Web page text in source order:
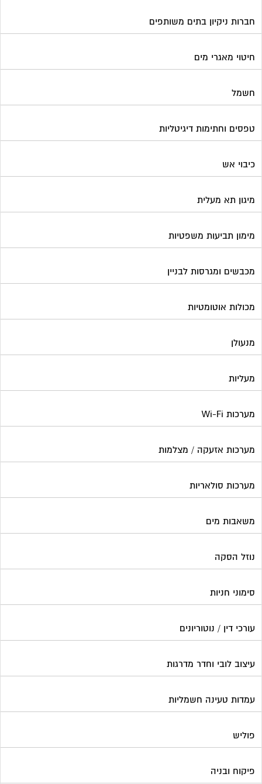
חברות ניקיון בתים משותפים
חיטוי מאגרי מים
חשמל
טפסים וחתימות דיגיטליות
כיבוי אש
מיגון תא מעלית
מימון תביעות משפטיות
מכבשים ומגרסות לבניין
מכולות אוטומטיות
מנעולן
מעליות
מערכות Wi-Fi
מערכות אזעקה / מצלמות
מערכות סולאריות
משאבות מים
נוזל הסקה
סימוני חניות
עורכי דין / נוטוריונים
עיצוב לובי וחדר מדרגות
עמדות טעינה חשמליות
פוליש
פיקוח ובניה